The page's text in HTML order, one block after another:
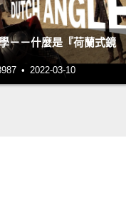
－－什麼是『荷蘭式鏡
• 2022-03-10